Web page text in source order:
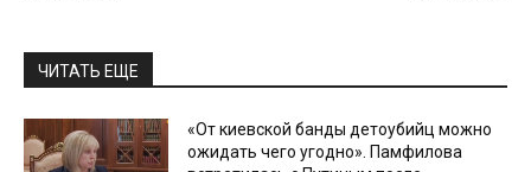
ЧИТАТЬ ЕЩЕ
«От киевской банды детоубийц можно
ожидать чего угодно». Памфилова